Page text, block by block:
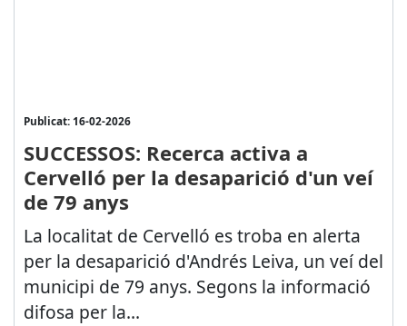
Publicat: 16-02-2026
SUCCESSOS: Recerca activa a
Cervelló per la desaparició d'un veí
de 79 anys
La localitat de Cervelló es troba en alerta
per la desaparició d'Andrés Leiva, un veí del
municipi de 79 anys. Segons la informació
difosa per la...